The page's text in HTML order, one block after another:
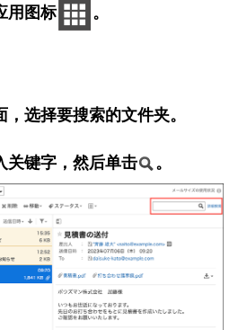
用图标 。
选择要搜索的文件夹。
关键字，然后单击 。